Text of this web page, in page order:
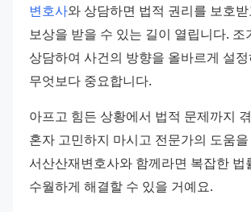
변호사와 상담하면 법적 권리를 보호
보상을 받을 수 있는 길이 열립니다. 조
상담하여 사건의 방향을 올바르게 설
무엇보다 중요합니다.
아프고 힘든 상황에서 법적 문제까지
혼자 고민하지 마시고 전문가의 도움
서산산재변호사와 함께라면 복잡한 법
수월하게 해결할 수 있을 거예요.